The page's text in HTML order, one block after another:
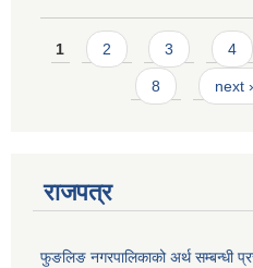
Pages
1 2 3 4
8 next ›
राजपत्र
फुङलिङ नगरपालिकाको अर्थ सम्बन्धी